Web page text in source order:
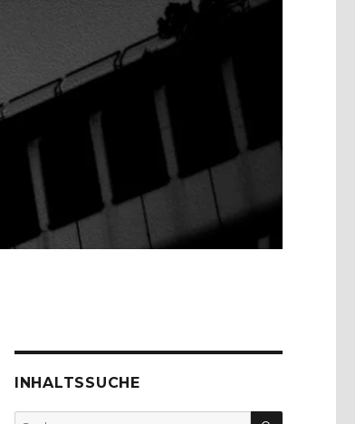
INHALTSSUCHE
Suche SUCHEN